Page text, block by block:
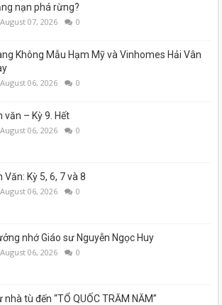
nạn phá rừng?
August 07, 2026 0
Không Mẫu Hạm Mỹ và Vinhomes Hải Vân
August 06, 2026 0
văn – Kỳ 9. Hết
August 06, 2026 0
Văn: Kỳ 5, 6, 7 và 8
August 06, 2026 0
nhớ Giáo sư Nguyễn Ngọc Huy
August 06, 2026 0
nhà tù đến “TỔ QUỐC TRĂM NĂM”